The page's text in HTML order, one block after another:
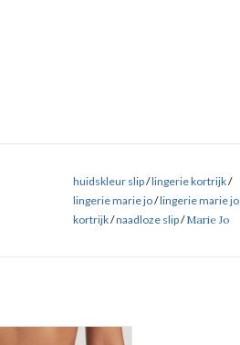
huidskleur slip/lingerie kortrijk/
lingerie marie jo/lingerie marie jo
kortrijk/naadloze slip/Marie Jo